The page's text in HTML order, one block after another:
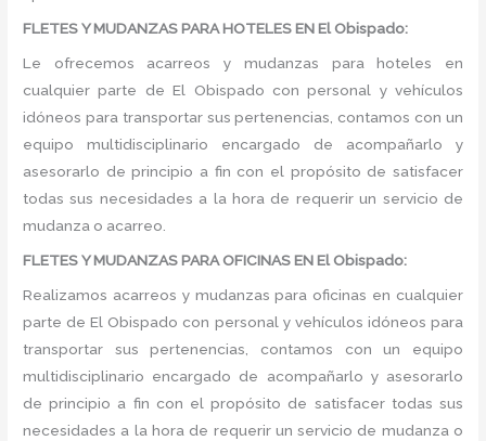
FLETES Y MUDANZAS PARA HOTELES EN El Obispado:
Le ofrecemos acarreos y mudanzas para hoteles en
cualquier parte de El Obispado con personal y vehículos
idóneos para transportar sus pertenencias, contamos con un
equipo multidisciplinario encargado de acompañarlo y
asesorarlo de principio a fin con el propósito de satisfacer
todas sus necesidades a la hora de requerir un servicio de
mudanza o acarreo.
FLETES Y MUDANZAS PARA OFICINAS EN El Obispado:
Realizamos acarreos y mudanzas para oficinas en cualquier
parte de El Obispado con personal y vehículos idóneos para
transportar sus pertenencias, contamos con un equipo
multidisciplinario encargado de acompañarlo y asesorarlo
de principio a fin con el propósito de satisfacer todas sus
necesidades a la hora de requerir un servicio de mudanza o